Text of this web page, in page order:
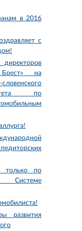
в 2016
с
на
по
только по
развития